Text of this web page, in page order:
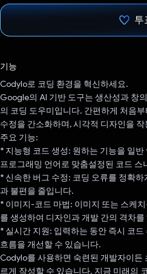
투
기능
Codylo로 코딩 환경을 혁신하세요.
Google의 AI 기반 도구는 생산성과 창
의 코딩 도우미입니다. 간편하게 처음
수정을 간소화하며, 시각적 디자인을
주요 기능:
* 지능형 코드 생성: 원하는 기능을 일
프로그래밍 언어로 맞춤설정된 코드 스
* 신속한 버그 수정: 코딩 오류를 정확
과 불편을 줄입니다.
* 이미지-코드 마법: 이미지 또는 스케
를 생성하여 디자인과 개발 간의 격차
* 실시간 지원: 입력하는 동안 즉시 코
흐름을 개선할 수 있습니다.
Codylo를 사용하면 숙련된 개발자이든
르게 작성할 수 있습니다. 지금 미래의